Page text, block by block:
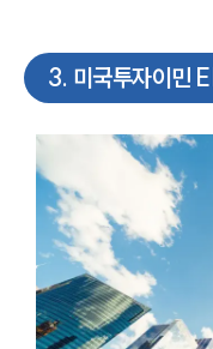
3. 미국투자이민